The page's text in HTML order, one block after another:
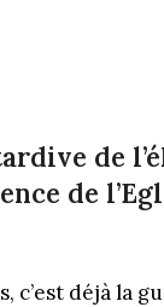
de
de
c’est déjà la